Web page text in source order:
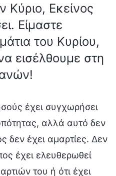
Κύριο, Εκείνος
Είμαστε
του Κυρίου,
εισέλθουμε στη
έχει συγχωρήσει
αλλά αυτό δεν
δεν έχει αμαρτίες. Δεν
έχει ελευθερωθεί
του ή ότι έχει